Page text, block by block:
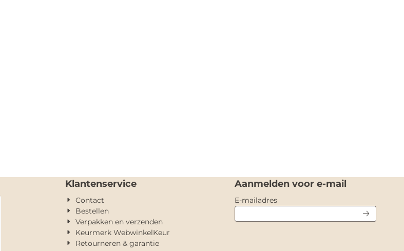
Klantenservice
Contact
Bestellen
Verpakken en verzenden
Keurmerk WebwinkelKeur
Retourneren & garantie
Aanmelden voor e-mail
E-mailadresVul je e-mailadres in voor de